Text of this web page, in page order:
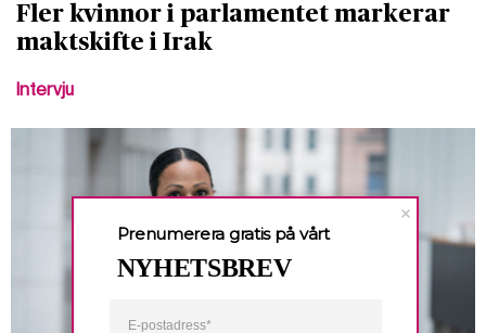
Fler kvinnor i parlamentet markerar
maktskifte i Irak
Intervju
Prenumerera gratis på vårt
NYHETSBREV